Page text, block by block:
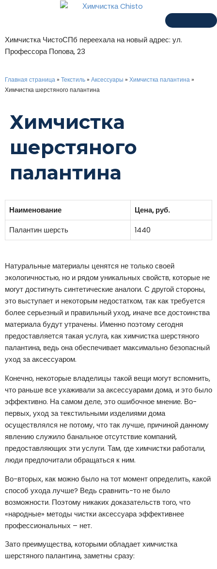
Химчистка ЧистоСПб переехала на новый адрес: ул.
Профессора Попова, 23
Главная страница» Текстиль» Аксессуары » Химчистка палантина»
Химчистка шерстяного палантина
Химчистка
шерстяного
палантина
Наименование Цена, руб.
Палантин шерсть 1440
Натуральные материалы ценятся не только своей
экологичностью, но и рядом уникальных свойств, которые не
могут достигнуть синтетические аналоги. С другой стороны,
это выступает и некоторым недостатком, так как требуется
более серьезный и правильный уход, иначе все достоинства
материала будут утрачены. Именно поэтому сегодня
предоставляется такая услуга, как химчистка шерстяного
палантина, ведь она обеспечивает максимально безопасный
уход за аксессуаром.
Конечно, некоторые владелицы такой вещи могут вспомнить,
что раньше все ухаживали за аксессуарами дома, и это было
эффективно. На самом деле, это ошибочное мнение. Во-
первых, уход за текстильными изделиями дома
осуществлялся не потому, что так лучше, причиной данному
явлению служило банальное отсутствие компаний,
предоставляющих эти услуги. Там, где химчистки работали,
люди предпочитали обращаться к ним.
Во-вторых, как можно было на тот момент определить, какой
способ ухода лучше? Ведь сравнить-то не было
возможности. Поэтому никаких доказательств того, что
«народные» методы чистки аксессуара эффективнее
профессиональных – нет.
Зато преимущества, которыми обладает химчистка
шерстяного палантина, заметны сразу: